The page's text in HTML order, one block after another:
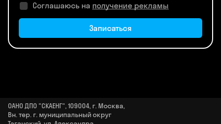
Соглашаюсь на получение рекламы
Записаться
ОАНО ДПО "СКАЕНГ", 109004, г. Москва,
Вн. тер. г. муниципальный округ